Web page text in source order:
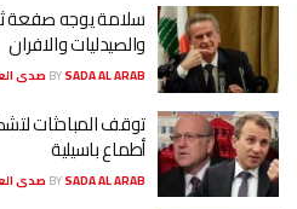
سلامة يوجه صفعة
والصيدليات والافران
BYSADA AL ARAB صدى العرب
توقف المباحثات
أطماع باسيلية
BYSADA AL ARAB صدى العرب